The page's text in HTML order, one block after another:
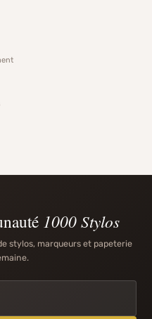
1000 Stylos
stylos, marqueurs et papeterie